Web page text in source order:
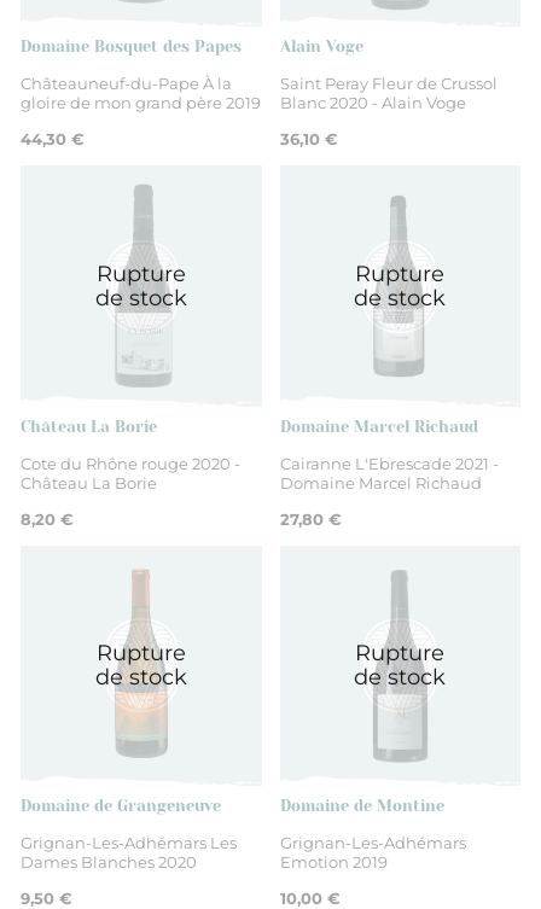
Domaine Bosquet des Papes
Châteauneuf-du-Pape À la
gloire de mon grand père 2019
44,30 €
Alain Voge
Saint Peray Fleur de Crussol
Blanc 2020 - Alain Voge
36,10 €
Rupture
de stock
Château La Borie
Cote du Rhône rouge 2020 -
Château La Borie
8,20 €
Rupture
de stock
Domaine Marcel Richaud
Cairanne L'Ebrescade 2021 -
Domaine Marcel Richaud
27,80 €
Rupture
de stock
Domaine de Grangeneuve
Grignan-Les-Adhémars Les
Dames Blanches 2020
9,50 €
Rupture
de stock
Domaine de Montine
Grignan-Les-Adhémars
Emotion 2019
10,00 €